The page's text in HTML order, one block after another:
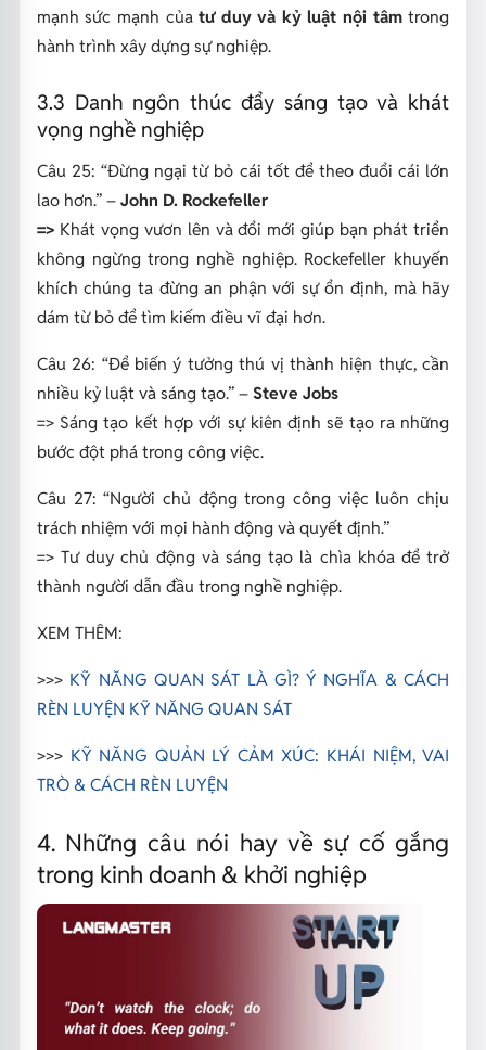
mạnh sức mạnh củatư duy và kỷ luật nội tâmtrong
hành trình xây dựng sự nghiệp.
3.3 Danh ngôn thúc đẩy sáng tạo và khát
vọng nghề nghiệp
Câu 25: “Đừng ngại từ bỏ cái tốt để theo đuổi cái lớn
lao hơn.” –John D. Rockefeller
=> Khát vọng vươn lên và đổi mới giúp bạn phát triển
không ngừng trong nghề nghiệp. Rockefeller khuyến
khích chúng ta đừng an phận với sự ổn định, mà hãy
dám từ bỏ để tìm kiếm điều vĩ đại hơn.
Câu 26: “Để biến ý tưởng thú vị thành hiện thực, cần
nhiều kỷ luật và sáng tạo.”– Steve Jobs
=> Sáng tạo kết hợp với sự kiên định sẽ tạo ra những
bước đột phá trong công việc.
Câu 27:“Người chủ động trong công việc luôn chịu
trách nhiệm với mọi hành động và quyết định.”
=>Tư duy chủ động và sáng tạo là chìa khóa để trở
thành người dẫn đầu trong nghề nghiệp.
XEM THÊM:
>>> KỸ NĂNG QUAN SÁT LÀ GÌ? Ý NGHĨA & CÁCH
RÈN LUYỆN KỸ NĂNG QUAN SÁT
>>> KỸ NĂNG QUẢN LÝ CẢM XÚC: KHÁI NIỆM, VAI
TRÒ & CÁCH RÈN LUYỆN
4. Những câu nói hay về sự cố gắng
trong kinh doanh & khởi nghiệp